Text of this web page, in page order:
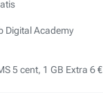
Digital Academy
5 cent, 1 GB Extra 6 €